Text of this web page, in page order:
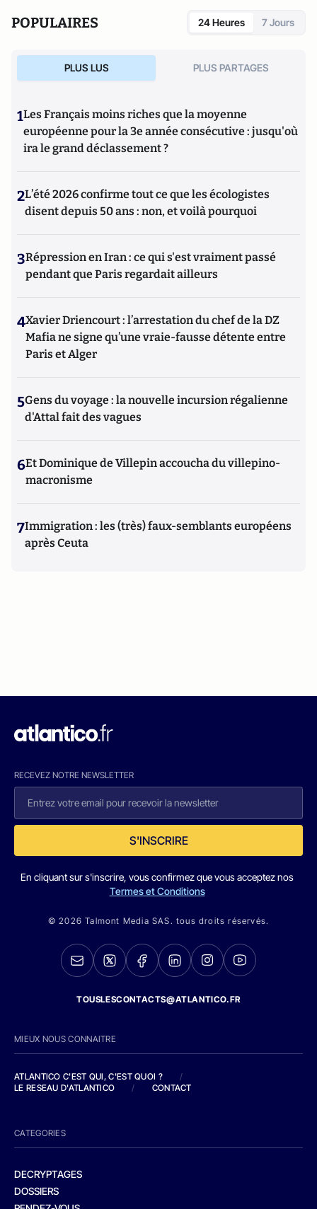
POPULAIRES 24 Heures 7 Jours
PLUS LUS PLUS PARTAGES
1Les Français moins riches que la moyenne
européenne pour la 3e année consécutive : jusqu'où
ira le grand déclassement ?
2L’été 2026 confirme tout ce que les écologistes
disent depuis 50 ans : non, et voilà pourquoi
3Répression en Iran : ce qui s'est vraiment passé
pendant que Paris regardait ailleurs
4Xavier Driencourt : l’arrestation du chef de la DZ
Mafia ne signe qu’une vraie-fausse détente entre
Paris et Alger
5Gens du voyage : la nouvelle incursion régalienne
d'Attal fait des vagues
6Et Dominique de Villepin accoucha du villepino-
macronisme
7Immigration : les (très) faux-semblants européens
après Ceuta
RECEVEZ NOTRE NEWSLETTER
S'INSCRIRE
En cliquant sur s'inscrire, vous confirmez que vous acceptez nos
Termes et Conditions
© 2026 Talmont Media SAS. tous droits réservés.
TOUSLESCONTACTS@ATLANTICO.FR
MIEUX NOUS CONNAITRE
ATLANTICO C'EST QUI, C'EST QUOI ?
/
LE RESEAU D'ATLANTICO
/ CONTACT
CATEGORIES
DECRYPTAGES
DOSSIERS